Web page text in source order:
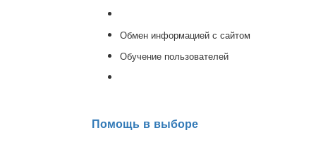
Обмен информацией с сайтом
Обучение пользователей
Помощь в выборе